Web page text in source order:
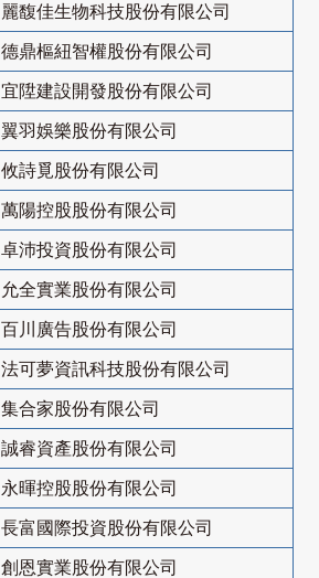
麗馥佳生物科技股份有限公司
德鼎樞紐智權股份有限公司
宜陞建設開發股份有限公司
翼羽娛樂股份有限公司
攸詩覓股份有限公司
萬陽控股股份有限公司
卓沛投資股份有限公司
允全實業股份有限公司
百川廣告股份有限公司
法可夢資訊科技股份有限公司
集合家股份有限公司
誠睿資產股份有限公司
永暉控股股份有限公司
長富國際投資股份有限公司
創恩實業股份有限公司